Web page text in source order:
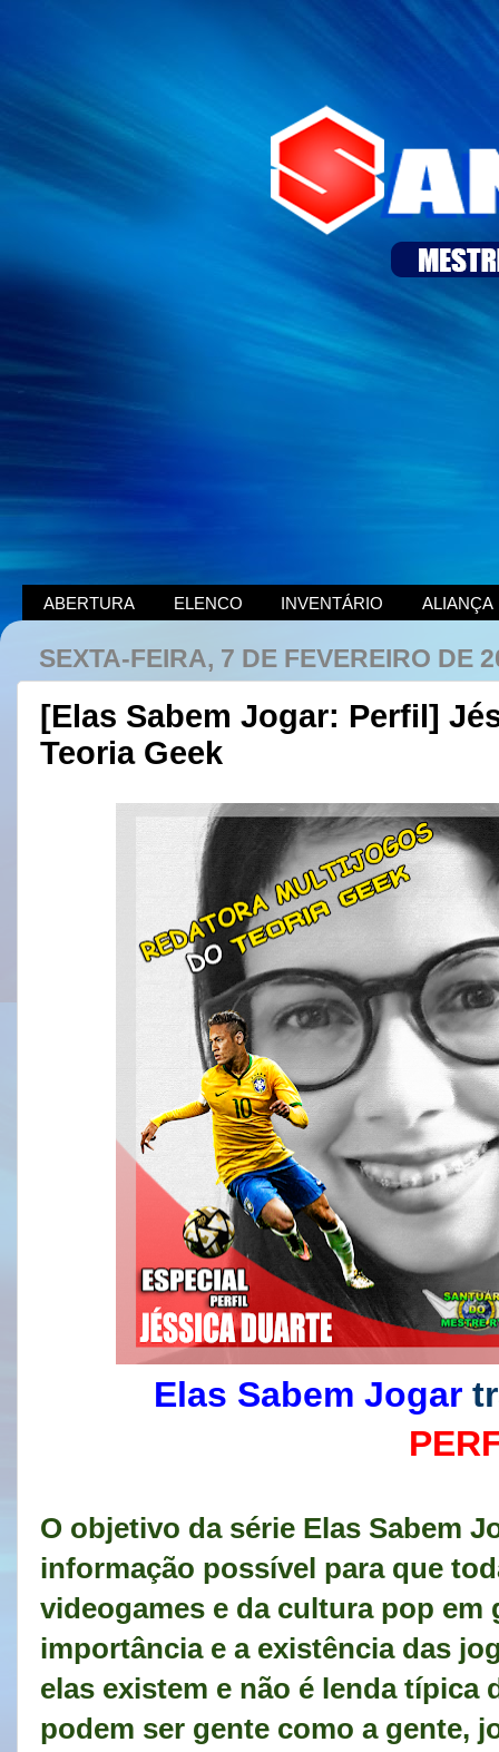
ABERTURA ELENCO INVENTÁRIO ALIANÇA
SEXTA-FEIRA, 7 DE FEVEREIRO DE
[Elas Sabem Jogar: Perfil]
Teoria Geek
Elas Sabem Jogar
O objetivo da série Elas Sabem
informação possível para que
videogames e da cultura pop em
importância e a existência das
elas existem e não é lenda típica
podem ser gente como a gente,